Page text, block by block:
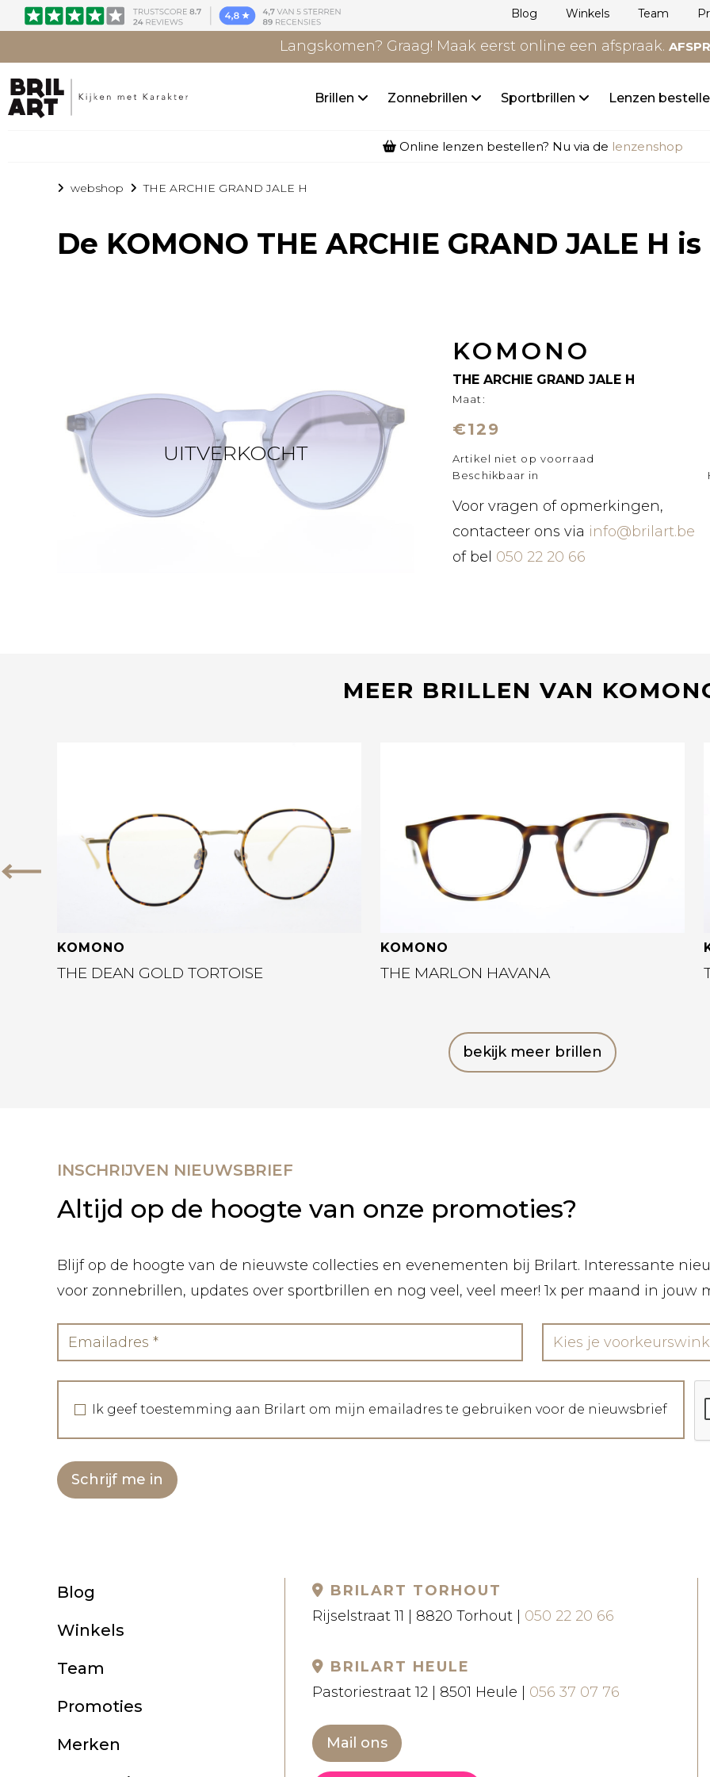
Blog Winkels Team
Langskomen? Graag! Maak eerst online een afspraak.
Brillen Zonnebrillen Sportbrillen Lenzen
Online lenzen bestellen? Nu via de lenzenshop
webshop THE ARCHIE GRAND JALE H
De KOMONO THE ARCHIE GRAND JALE H
UITVERKOCHT
KOMONO
THE ARCHIE GRAND JALE H
Maat:
€129
Artikel niet op voorraad
Beschikbaar in
Voor vragen of opmerkingen,
contacteer ons via info@brilart.be
of bel 050 22 20 66
MEER BRILLEN VAN
Vorige
KOMONO
THE DEAN GOLD TORTOISE
KOMONO
THE MARLON HAVANA
bekijk meer brillen
INSCHRIJVEN NIEUWSBRIEF
Altijd op de hoogte van onze promoties?
Blijf op de hoogte van de nieuwste collecties en evenementen bij Brilart. Interessante
voor zonnebrillen, updates over sportbrillen en nog veel, veel meer! 1x per maand in jouw
Kies je
Ik geef toestemming aan Brilart om mijn emailadres te gebruiken voor de nieuwsbrief
Schrijf me in
Blog
Winkels
Team
Promoties
Merken
BRILART TORHOUT
Rijselstraat 11 | 8820 Torhout | 050 22 20 66
BRILART HEULE
Pastoriestraat 12 | 8501 Heule | 056 37 07 76
Mail ons